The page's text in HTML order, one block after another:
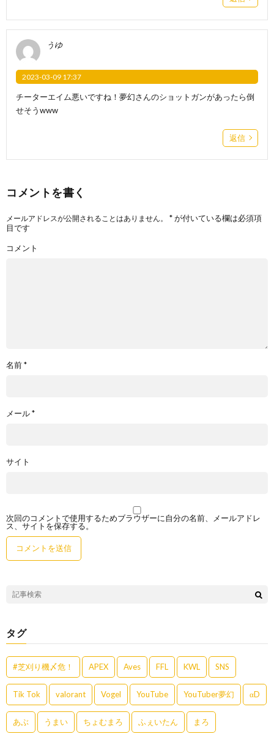
うゆ
2023-03-09 17:37
チーターエイム悪いですね！夢幻さんのショットガンがあったら倒
せそうwww
返信
コメントを書く
メールアドレスが公開されることはありません。 *が付いている欄は必須項
目です
コメント
名前*
メール*
サイト
次回のコメントで使用するためブラウザーに自分の名前、メールアドレ
ス、サイトを保存する。
タグ
#芝刈り機〆危！ APEX Aves FFL KWL SNS
Tik Tok valorant Vogel YouTube YouTuber夢幻 αD
あぶ うまい ちょむまろ ふぇいたん まろ